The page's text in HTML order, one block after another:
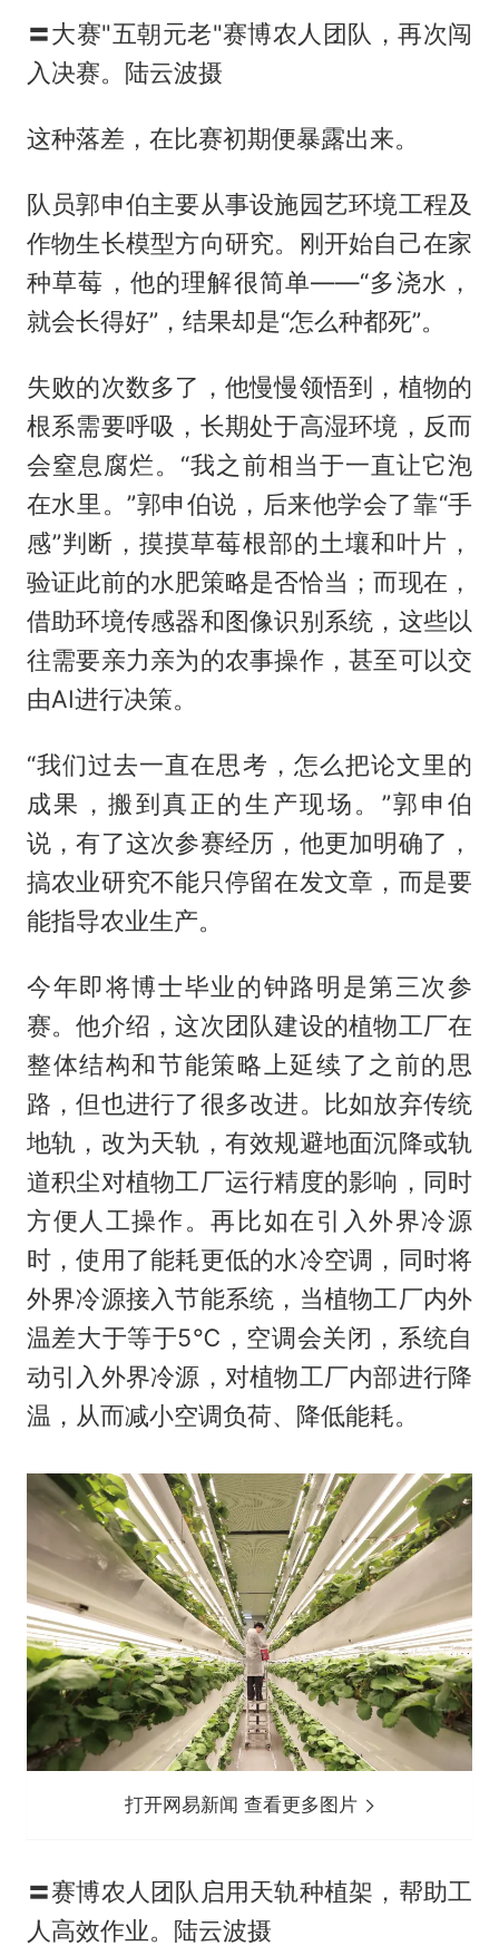
〓大赛"五朝元老"赛博农人团队，再次闯
入决赛。陆云波摄
这种落差，在比赛初期便暴露出来。
队员郭申伯主要从事设施园艺环境工程及
作物生长模型方向研究。刚开始自己在家
种草莓，他的理解很简单——“多浇水，
就会长得好”，结果却是“怎么种都死”。
失败的次数多了，他慢慢领悟到，植物的
根系需要呼吸，长期处于高湿环境，反而
会窒息腐烂。“我之前相当于一直让它泡
在水里。”郭申伯说，后来他学会了靠“手
感”判断，摸摸草莓根部的土壤和叶片，
验证此前的水肥策略是否恰当；而现在，
借助环境传感器和图像识别系统，这些以
往需要亲力亲为的农事操作，甚至可以交
由AI进行决策。
“我们过去一直在思考，怎么把论文里的
成果，搬到真正的生产现场。”郭申伯
说，有了这次参赛经历，他更加明确了，
搞农业研究不能只停留在发文章，而是要
能指导农业生产。
今年即将博士毕业的钟路明是第三次参
赛。他介绍，这次团队建设的植物工厂在
整体结构和节能策略上延续了之前的思
路，但也进行了很多改进。比如放弃传统
地轨，改为天轨，有效规避地面沉降或轨
道积尘对植物工厂运行精度的影响，同时
方便人工操作。再比如在引入外界冷源
时，使用了能耗更低的水冷空调，同时将
外界冷源接入节能系统，当植物工厂内外
温差大于等于5℃，空调会关闭，系统自
动引入外界冷源，对植物工厂内部进行降
温，从而减小空调负荷、降低能耗。
打开网易新闻 查看更多图片
〓赛博农人团队启用天轨种植架，帮助工
人高效作业。陆云波摄